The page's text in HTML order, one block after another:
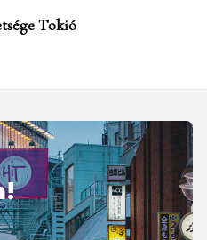
Tokió